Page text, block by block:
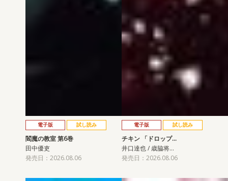
電子版 試し読み
閻魔の教室 第6巻
田中優吏
発売日：2026.08.06
電子版 試し読み
チキン 「ドロップ…
井口達也 / 歳脇将…
発売日：2026.08.06